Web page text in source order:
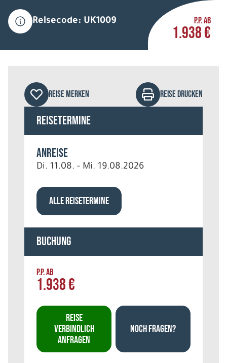
Reisecode: UK1009 P.P. AB
1.938 €
REISE MERKEN REISE DRUCKEN
Reisetermine
Anreise
Di. 11.08. - Mi. 19.08.2026
ALLE REISETERMINE
Buchung
P.P. AB
1.938 €
REISE
VERBINDLICH
ANFRAGEN
NOCH FRAGEN?